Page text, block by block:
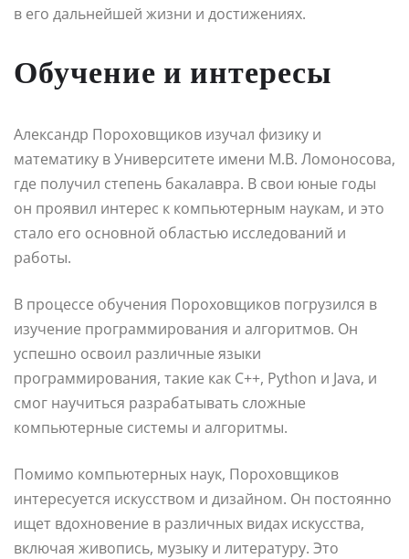
в его дальнейшей жизни и достижениях.
Обучение и интересы
Александр Пороховщиков изучал физику и
математику в Университете имени М.В. Ломоносова,
где получил степень бакалавра. В свои юные годы
он проявил интерес к компьютерным наукам, и это
стало его основной областью исследований и
работы.
В процессе обучения Пороховщиков погрузился в
изучение программирования и алгоритмов. Он
успешно освоил различные языки
программирования, такие как C++, Python и Java, и
смог научиться разрабатывать сложные
компьютерные системы и алгоритмы.
Помимо компьютерных наук, Пороховщиков
интересуется искусством и дизайном. Он постоянно
ищет вдохновение в различных видах искусства,
включая живопись, музыку и литературу. Это